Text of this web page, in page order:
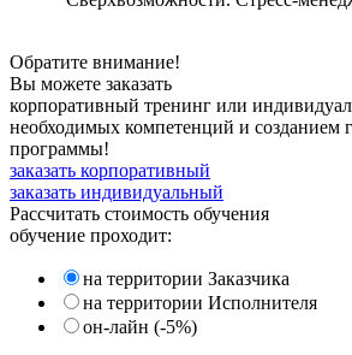
Обратите внимание!
Вы можете заказать
корпоративный тренинг или
необходимых компетенций и созданием
программы!
заказать корпоративный
заказать индивидуальный
Рассчитать стоимость обучения
обучение проходит:
на территории Заказчика
на территории Исполнителя
он-лайн (-5%)